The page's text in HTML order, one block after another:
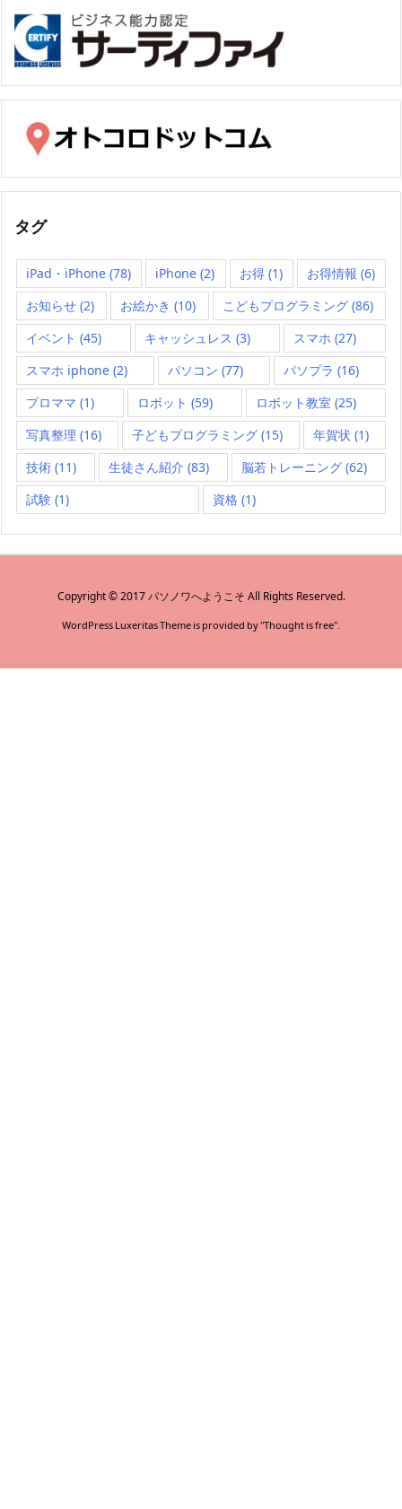
タグ
iPad・iPhone (78) iPhone (2) お得(1) お得情報 (6)
お知らせ (2) お絵かき (10) こどもプログラミング(86)
イベント (45) キャッシュレス (3) スマホ (27)
スマホ iphone (2) パソコン (77) パソプラ (16)
プロママ (1) ロボット (59) ロボット教室 (25)
写真整理 (16) 子どもプログラミング (15) 年賀状 (1)
技術 (11) 生徒さん紹介 (83) 脳若トレーニング (62)
試験 (1) 資格 (1)
Copyright ©2017 パソノワへようこそ All Rights Reserved.
WordPress Luxeritas Theme is provided by "Thought is free".